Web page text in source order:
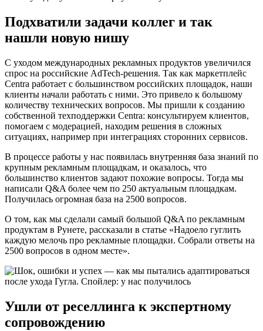
Подхватили задачи коллег и так
нашли новую нишу
С уходом международных рекламных продуктов увеличился
спрос на российские AdTech-решения. Так как маркетплейс
Centra работает с большинством российских площадок, наши
клиенты начали работать с ними. Это привело к большому
количеству технических вопросов. Мы пришли к созданию
собственной техподдержки Centra: консультируем клиентов,
помогаем с модерацией, находим решения в сложных
ситуациях, например при интеграциях сторонних сервисов.
В процессе работы у нас появилась внутренняя база знаний по
крупным рекламным площадкам, и оказалось, что
большинство клиентов задают похожие вопросы. Тогда мы
написали Q&A более чем по 250 актуальным площадкам.
Получилась огромная база на 2500 вопросов.
О том, как мы сделали самый большой Q&A по рекламным
продуктам в Рунете, рассказали в статье «Надоело гуглить
каждую мелочь про рекламные площадки. Собрали ответы на
2500 вопросов в одном месте».
Ушли от реселлинга к экспертному
сопровождению